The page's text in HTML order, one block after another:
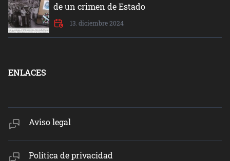
de un crimen de Estado
13. diciembre 2024
ENLACES
Aviso legal
Política de privacidad